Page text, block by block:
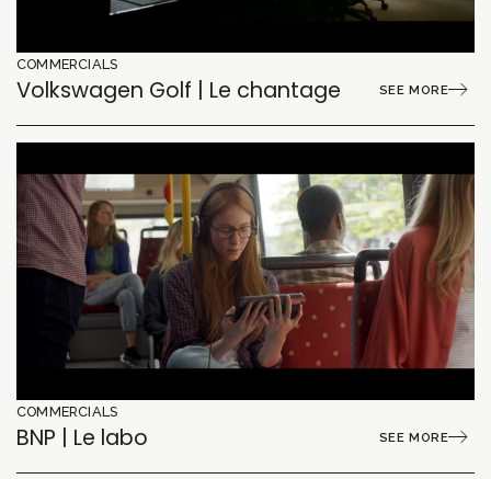
COMMERCIALS
Volkswagen Golf | Le chantage SEE MORE
COMMERCIALS
BNP | Le labo SEE MORE